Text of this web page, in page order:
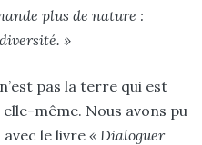
plus de nature :
»
pas la terre qui est
elle-même. Nous avons pu
le livre« Dialoguer